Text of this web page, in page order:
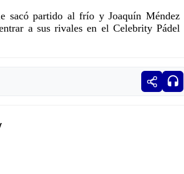
sacó partido al frío y Joaquín Méndez
a sus rivales en el Celebrity Pádel